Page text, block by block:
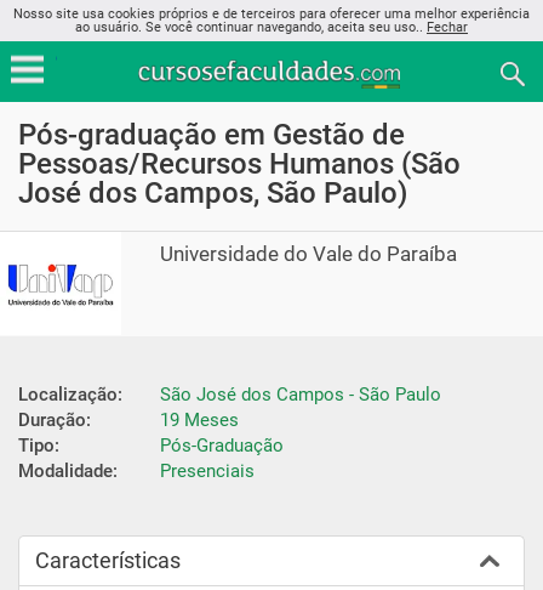
Nosso site usa cookies próprios e de terceiros para oferecer uma melhor experiência
ao usuário. Se você continuar navegando, aceita seu uso.. Fechar
Pós-graduação em Gestão de
Pessoas/Recursos Humanos (São
José dos Campos, São Paulo)
Universidade do Vale do Paraíba
Localização:
São José dos Campos - São Paulo
Duração:
19 Meses
Tipo:
Pós-Graduação
Modalidade:
Presenciais
Características